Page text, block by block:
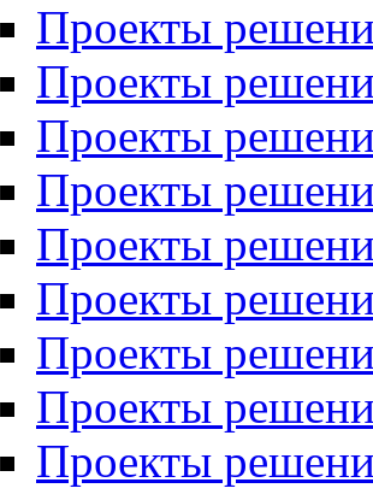
Проекты
Проекты
Проекты
Проекты
Проекты
Проекты
Проекты
Проекты
Проекты